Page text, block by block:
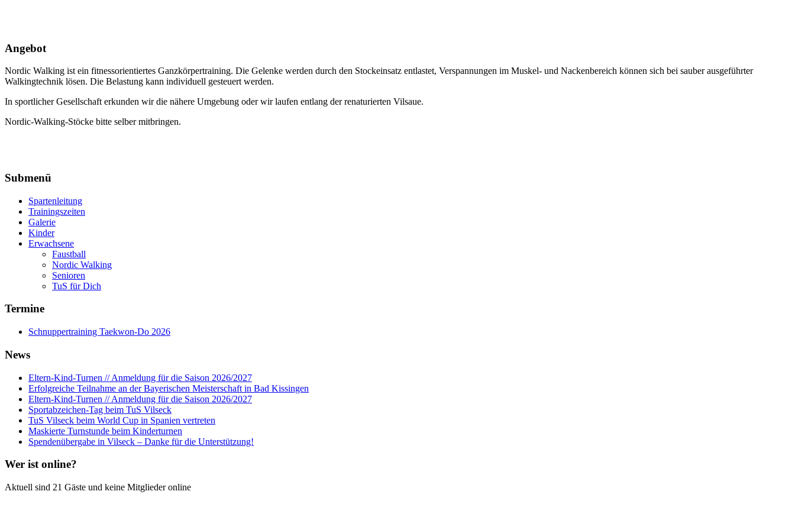
Angebot
Nordic Walking ist ein fitnessorientiertes Ganzkörpertraining. Die Gelenke werden durch den Stockeinsatz entlastet, Verspannungen im Muskel- und Nackenbereich können sich bei sauber ausgeführter
Walkingtechnik lösen. Die Belastung kann individuell gesteuert werden.
In sportlicher Gesellschaft erkunden wir die nähere Umgebung oder wir laufen entlang der renaturierten Vilsaue.
Nordic-Walking-Stöcke bitte selber mitbringen.
Submenü
Spartenleitung
Trainingszeiten
Galerie
Kinder
Erwachsene
Faustball
Nordic Walking
Senioren
TuS für Dich
Termine
Schnuppertraining Taekwon-Do 2026
News
Eltern-Kind-Turnen // Anmeldung für die Saison 2026/2027
Erfolgreiche Teilnahme an der Bayerischen Meisterschaft in Bad Kissingen
Eltern-Kind-Turnen // Anmeldung für die Saison 2026/2027
Sportabzeichen-Tag beim TuS Vilseck
TuS Vilseck beim World Cup in Spanien vertreten
Maskierte Turnstunde beim Kinderturnen
Spendenübergabe in Vilseck – Danke für die Unterstützung!
Wer ist online?
Aktuell sind 21 Gäste und keine Mitglieder online